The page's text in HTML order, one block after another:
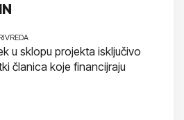
u sklopu projekta isključivo
članica koje financijraju